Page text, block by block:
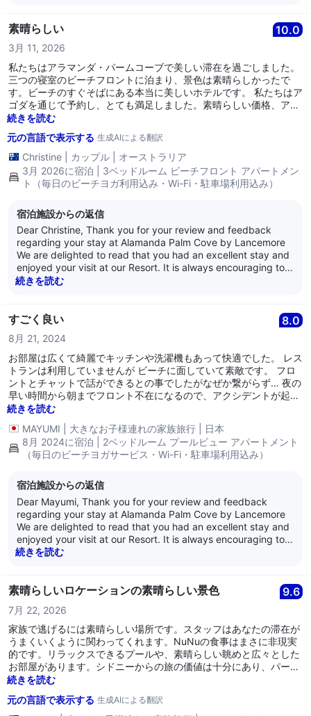
Regards, The Alamanda Team
素晴らしい 10.0
3月 11, 2026
私たちはアラマンダ・パームコーブで美しい滞在を過ごしました。
三つの寝室のビーチフロントに泊まり、景色は素晴らしかったで
す。ビーチのすぐそばにある本当に美しいホテルです。 私たちはア
ゴダを通じて予約し、とても満足しました。素晴らしい価格、アゴ
ダとホテルの両方からの優れたコミュニケーション。ホテルのスタ
ッフはとても親切で、部屋はとても清潔で、すべてが完璧でした。
続きを読む
元の言語で表示する 生成AIによる翻訳
Christine カップル
オーストラリア
3月 2026に宿泊 | 3ベッドルーム ビーチフロント アパートメン
ト（毎日のビーチヨガ利用込み・Wi-Fi・駐車場利用込み）
宿泊施設からの返信
Dear Christine, Thank you for your review and feedback
regarding your stay at Alamanda Palm Cove by Lancemore
We are delighted to read that you had an excellent stay and
enjoyed your visit at our Resort. It is always encouraging to
learn that guests are satisfied with our service as it is what
Regards, The Alamanda Team
続きを読む
すごく良い 8.0
8月 21, 2024
お部屋は広くて綺麗でキッチンや洗濯機もあって快適でした。 レス
トランは利用していませんが ビーチに面していて素敵です。 フロ
ントとチャットで話ができるとの事でしたがなぜか繋がらず… 夜の
早い時間から朝までフロント不在になるので、アクシデントが起き
た時にどうにもならず困りました。
続きを読む
MAYUMI
大きなお子様連れの家族旅行
日本
8月 2024に宿泊 | 2ベッドルーム プールビュー アパートメント
（毎日のビーチヨガサービス・Wi-Fi・駐車場利用込み）
宿泊施設からの返信
Dear Mayumi, Thank you for your review and feedback
regarding your stay at Alamanda Palm Cove by Lancemore
We are delighted to read that you had an excellent stay and
enjoyed your visit at our Resort. It is always encouraging to
learn that guests are satisfied with our service as it is what
Regards, The Alamanda Team
続きを読む
素晴らしいロケーションの素晴らしい景色 9.6
7月 22, 2026
家族で逃げるには素晴らしい場所です。スタッフはあなたの滞在が
うまくいくように関わってくれます。NuNuの食事はまさに非現実
的です。リラックスできるプールや、素晴らしい眺めと広々とした
お部屋があります。シドニーからの旅の価値は十分にあり、パーム
コーブのライフスタイルでの4日間でリフレッシュできます。
続きを読む
元の言語で表示する 生成AIによる翻訳